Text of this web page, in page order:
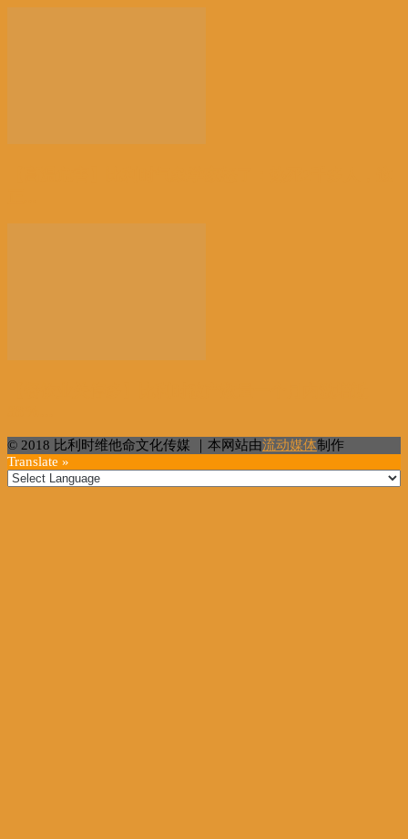
© 2018 比利时维他命文化传媒 ｜本网站由流动媒体制作
Translate »